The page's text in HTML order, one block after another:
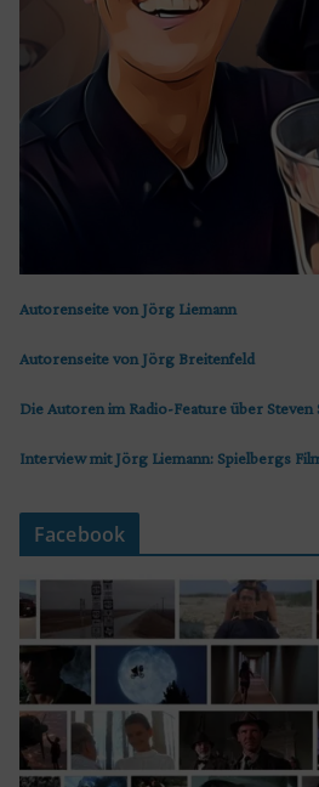
Autorenseite von Jörg Liemann
Autorenseite von Jörg Breitenfeld
Die Autoren im Radio-Feature über
Interview mit Jörg Liemann: Spielbergs
Facebook